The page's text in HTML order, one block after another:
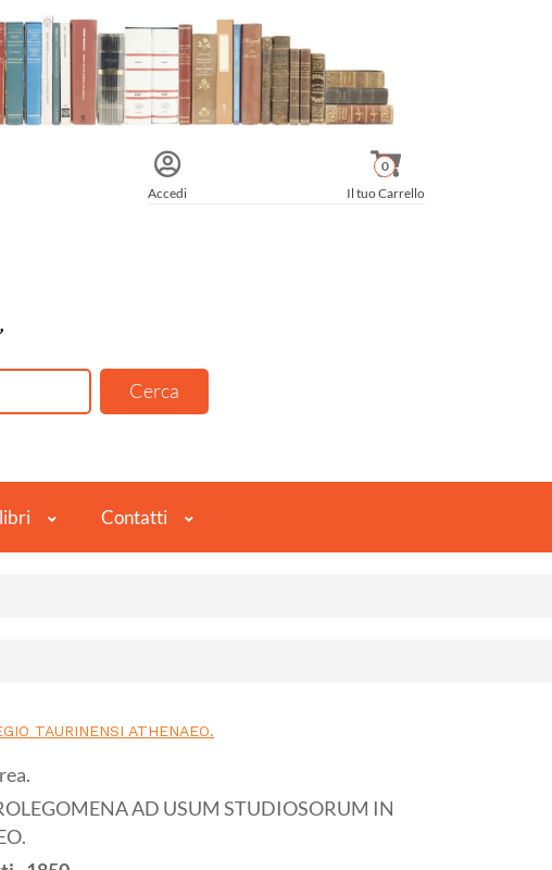
Accedi Il tuo Carrello
0
Contatti
TAURINENSI ATHENAEO.
AD USUM STUDIOSORUM IN